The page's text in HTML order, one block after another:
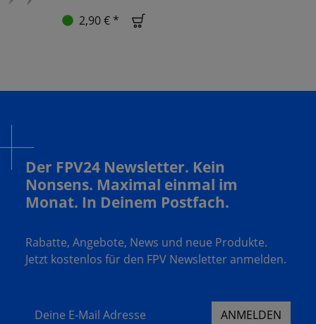
2,90 € *
Der FPV24 Newsletter. Kein
Nonsens. Maximal einmal im
Monat. In Deinem Postfach.
Rabatte, Angebote, News und neue Produkte.
Jetzt kostenlos für den FPV Newsletter anmelden.
Deine E-Mail Adresse ANMELDEN